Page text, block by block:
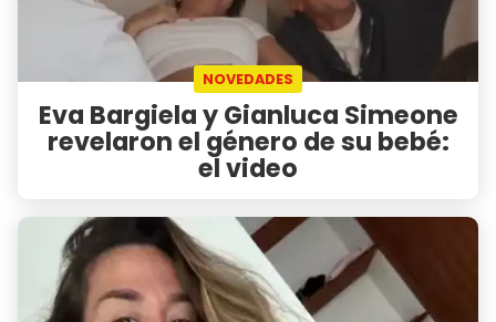
NOVEDADES
Eva Bargiela y Gianluca Simeone
revelaron el género de su bebé:
el video